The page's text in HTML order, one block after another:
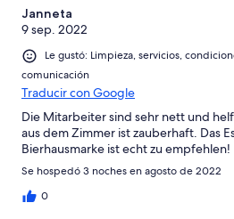
Janneta
9 sep. 2022
Le gustó: Limpieza, servicios,
comunicación
Traducir con Google
Die Mitarbeiter sind sehr nett und
aus dem Zimmer ist zauberhaft. Das
Bierhausmarke ist echt zu empfehlen!
Se hospedó 3 noches en agosto de 2022
0